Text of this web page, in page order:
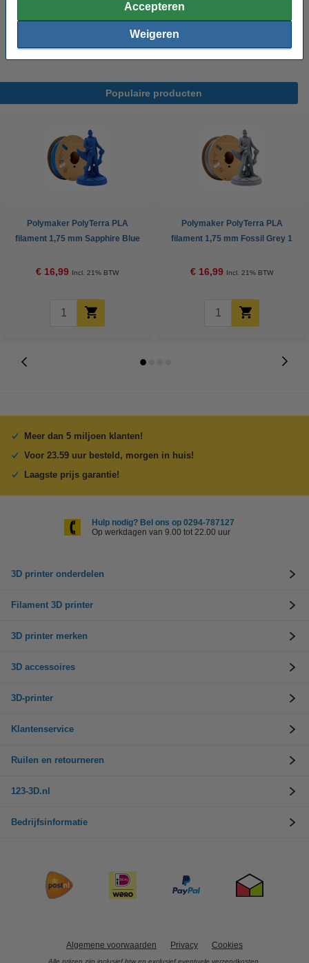
Accepteren
Weigeren
123-3D Filament PLA Zwart 1,75 mm 1 kg
Populaire producten
Polymaker PolyTerra PLA
filament 1,75 mm Sapphire Blue
€ 16,99 Incl. 21% BTW
Polymaker PolyTerra PLA
filament 1,75 mm Fossil Grey 1
€ 16,99 Incl. 21% BTW
Meer dan 5 miljoen klanten!
Voor 23.59 uur besteld, morgen in huis!
Laagste prijs garantie!
Hulp nodig? Bel ons op 0294-787127
Op werkdagen van 9.00 tot 22.00 uur
3D printer onderdelen
Filament 3D printer
3D printer merken
3D accessoires
3D-printer
Klantenservice
Ruilen en retourneren
123-3D.nl
Bedrijfsinformatie
Algemene voorwaarden Privacy Cookies
Alle prijzen zijn inclusief btw en exclusief eventuele verzendkosten.